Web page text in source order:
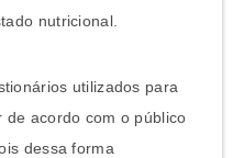
nutricional.
utilizados para
acordo com o público
dessa forma